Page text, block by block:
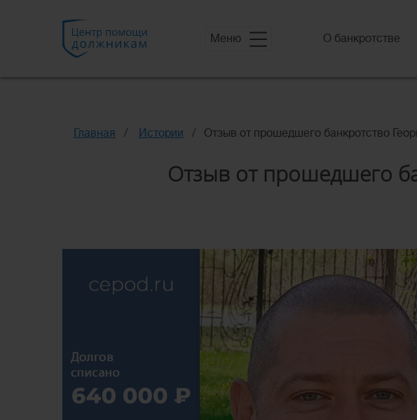
Меню О банкротстве
Главная Истории Отзыв от прошедшего банкротство
Отзыв от прошедшего